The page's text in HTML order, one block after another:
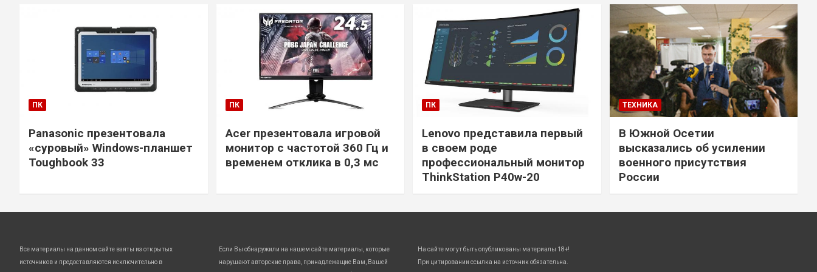
ПК
Panasonic презентовала
«суровый» Windows-планшет
Toughbook 33
ПК
Acer презентовала игровой
монитор с частотой 360 Гц и
временем отклика в 0,3 мс
ПК
Lenovo представила первый
в своем роде
профессиональный монитор
ThinkStation P40w-20
ТЕХНИКА
В Южной Осетии
высказались об усилении
военного присутствия
России
Все материалы на данном сайте взяты из открытых
источников и предоставляются исключительно в
Если Вы обнаружили на нашем сайте материалы, которые
нарушают авторские права, принадлежащие Вам, Вашей
На сайте могут быть опубликованы материалы 18+!
При цитировании ссылка на источник обязательна.